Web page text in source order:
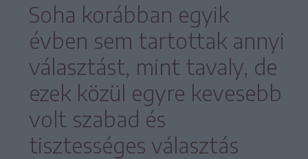
Soha korábban egyik
évben sem tartottak annyi
választást, mint tavaly, de
ezek közül egyre kevesebb
volt szabad és
tisztességes választás